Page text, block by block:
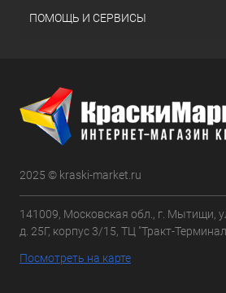
ПОМОЩЬ И СЕРВИСЫ
2025 © kraski-market.ru
141009, Московская обл., г. Мытищи,
д. 25Г, корпус 3/15, ТЦ "Тракт-
Посмотреть на карте